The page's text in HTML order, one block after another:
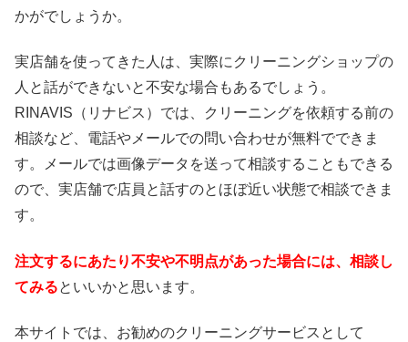
かがでしょうか。
実店舗を使ってきた人は、実際にクリーニングショップの
人と話ができないと不安な場合もあるでしょう。
RINAVIS（リナビス）では、クリーニングを依頼する前の
相談など、電話やメールでの問い合わせが無料でできま
す。メールでは画像データを送って相談することもできる
ので、実店舗で店員と話すのとほぼ近い状態で相談できま
す。
注文するにあたり不安や不明点があった場合には、相談し
てみるといいかと思います。
本サイトでは、お勧めのクリーニングサービスとして